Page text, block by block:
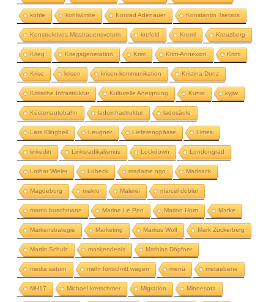
kohle kohlwürste Konrad Adenauer Konstantin Tsetsos
Konstruktives Misstrauensvotum krefeld Kreml Kreuzberg
Krieg Kriegsgeneration Krim Krim-Annexion Krimi
Krise krisen krisen-kommunikation Kristina Dunz
Kritische Infrastruktur Kulturelle Aneignung Kunst kyjiw
Küstenautobahn ladeinfrastruktur ladesäule
Lars Klingbeil Leugner Lieferengpässe Limes
linkedin Linksradikalismus Lockdown Londongrad
Lothar Wieler Lübeck madame ngo Madsack
Magdeburg makro Malerei marcel dobler
marco buschmann Marine Le Pen Marion Horn Marke
Markenstrategie Marketing Markus Wolf Mark Zuckerberg
Martin Schulz maskendeals Mathias Döpfner
media saturn mehr fortschritt wagen menü metaebene
MH17 Michael kretschmer Migration Minnesota